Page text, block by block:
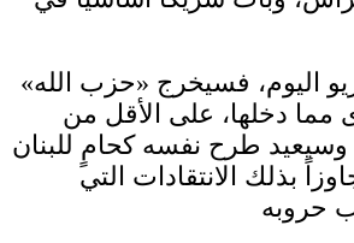
اليوم، فسيخرج «حزب الله»
مما دخلها، على الأقل من
وسيعيد طرح نفسه كحامٍ للبنان
بذلك الانتقادات التي